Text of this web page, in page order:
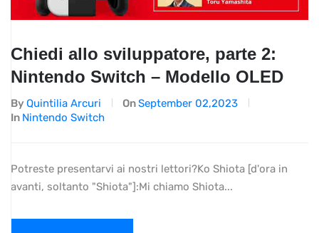
Chiedi allo sviluppatore, parte 2:
Nintendo Switch – Modello OLED
By Quintilia Arcuri OnSeptember 02,2023
In Nintendo Switch
Potreste presentarvi ai nostri lettori?Ko Shiota [d'ora in
avanti, soltanto "Shiota"]:Mi chiamo Shiota...